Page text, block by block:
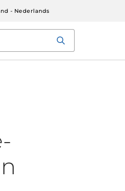
- Nederlands